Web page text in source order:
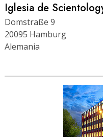
Iglesia de
Domstraße 9
20095 Hamburg
Alemania